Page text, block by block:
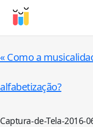
«Como a
alfabetização?
Captura-de-Tela-2016-